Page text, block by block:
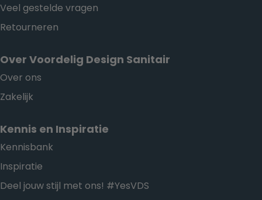
Veel gestelde vragen
Retourneren
Over Voordelig Design Sanitair
Over ons
Zakelijk
Kennis en Inspiratie
Kennisbank
Inspiratie
Deel jouw stijl met ons! #YesVDS